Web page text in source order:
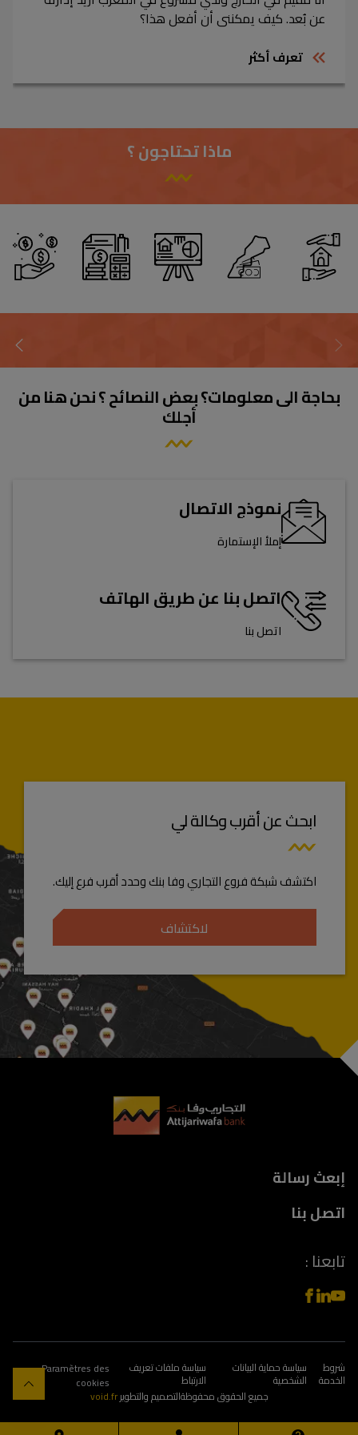
عن بُعد. كيف يمكنني أن أفعل هذا؟
تعرف أكثر
ماذا تحتاجون ؟
أدير
أموالي
بشكل
يومي
أستثمر
في
بلدي
أمول
مشروعي
العقاري
أقوم
بتحويل
أموالي
بحاجة الى معلومات؟ بعض النصائح ؟ نحن هنا من
أجلك
نموذج الاتصال
إملأ الإستمارة
اتصل بنا عن طريق الهاتف
اتصل بنا
ابحث عن أقرب وكالة لي
اكتشف شبكة فروع التجاري وفا بنك وحدد أقرب فرع إليك.
لاكتشاف
Footer
إبعث رسالة
اتصل بنا
تابعنا :
شروط
الخدمة
سياسة حماية البيانات
الشخصية
سياسة ملفات تعريف
الارتباط
Paramètres des
cookies
جميع الحقوق محفوظةالتصميم والتطويرvoid.fr